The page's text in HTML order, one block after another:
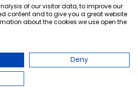
of our visitor data, to improve our
content and to give you a great website
about the cookies we use open the
Deny